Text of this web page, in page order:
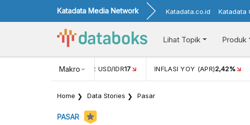
Katadata Media Network Katadata.co.id Katadata
Lihat Topik Produk
Makro
NILAI TUKAR USD/IDR17 INFLASI YOY (APR)2,42%
Home Data Stories Pasar
PASAR